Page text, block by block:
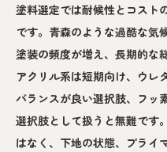
塗料選定では耐候性とコスト
です。青森のような過酷な気
塗装の頻度が増え、長期的な
アクリル系は短期向け、ウレ
バランスが良い選択肢、フッ
選択肢として扱うと無難です
はなく、下地の状態、プライ